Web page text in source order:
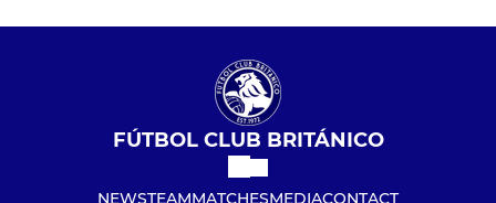
FÚTBOL CLUB BRITÁNICO
NEWSTEAMMATCHESMEDIACONTACT